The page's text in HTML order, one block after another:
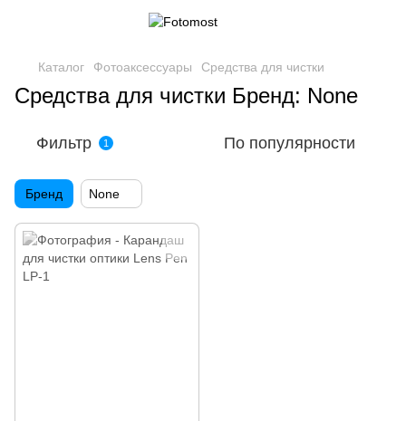
Каталог Фотоаксессуары Средства для чистки
Средства для чистки Бренд: None
Фильтр 1 По популярности
Бренд None